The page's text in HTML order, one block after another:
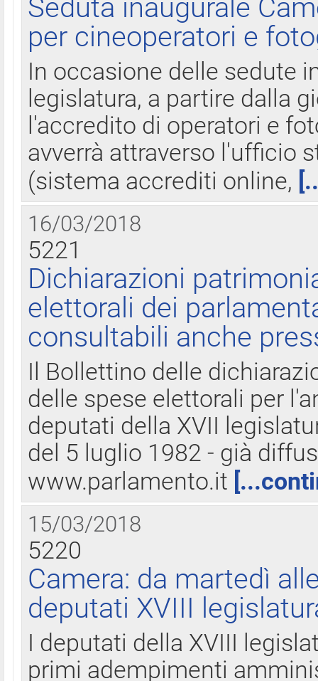
Seduta inaugurale
per cineoperatori e
In occasione delle sedute
legislatura, a partire dalla
l'accredito di operatori e
avverrà attraverso l'ufficio
(sistema accrediti online,
16/03/2018
5221
Dichiarazioni
elettorali dei
consultabili anche
Il Bollettino delle
delle spese elettorali per
deputati della XVII
del 5 luglio 1982 - già
www.parlamento.it
15/03/2018
5220
Camera: da martedì
deputati XVIII
I deputati della XVIII
primi adempimenti